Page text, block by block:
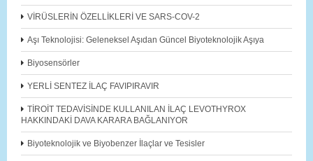
VİRÜSLERİN ÖZELLİKLERİ VE SARS-COV-2
Aşı Teknolojisi: Geleneksel Aşıdan Güncel Biyoteknolojik Aşıya
Biyosensörler
YERLİ SENTEZ İLAÇ FAVIPIRAVIR
TİROİT TEDAVİSİNDE KULLANILAN İLAÇ LEVOTHYROX
HAKKINDAKİ DAVA KARARA BAĞLANIYOR
Biyoteknolojik ve Biyobenzer İlaçlar ve Tesisler